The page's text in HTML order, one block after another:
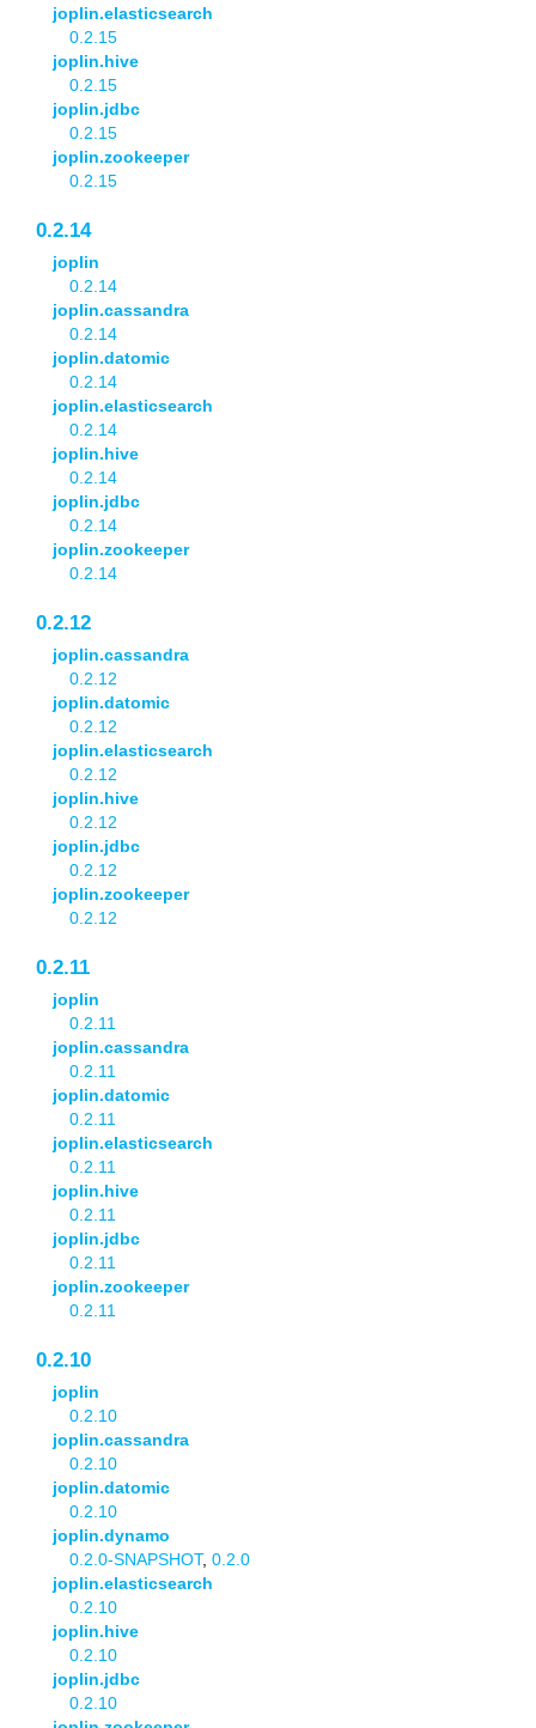
joplin.elasticsearch
0.2.15
joplin.hive
0.2.15
joplin.jdbc
0.2.15
joplin.zookeeper
0.2.15
0.2.14
joplin
0.2.14
joplin.cassandra
0.2.14
joplin.datomic
0.2.14
joplin.elasticsearch
0.2.14
joplin.hive
0.2.14
joplin.jdbc
0.2.14
joplin.zookeeper
0.2.14
0.2.12
joplin.cassandra
0.2.12
joplin.datomic
0.2.12
joplin.elasticsearch
0.2.12
joplin.hive
0.2.12
joplin.jdbc
0.2.12
joplin.zookeeper
0.2.12
0.2.11
joplin
0.2.11
joplin.cassandra
0.2.11
joplin.datomic
0.2.11
joplin.elasticsearch
0.2.11
joplin.hive
0.2.11
joplin.jdbc
0.2.11
joplin.zookeeper
0.2.11
0.2.10
joplin
0.2.10
joplin.cassandra
0.2.10
joplin.datomic
0.2.10
joplin.dynamo
0.2.0-SNAPSHOT, 0.2.0
joplin.elasticsearch
0.2.10
joplin.hive
0.2.10
joplin.jdbc
0.2.10